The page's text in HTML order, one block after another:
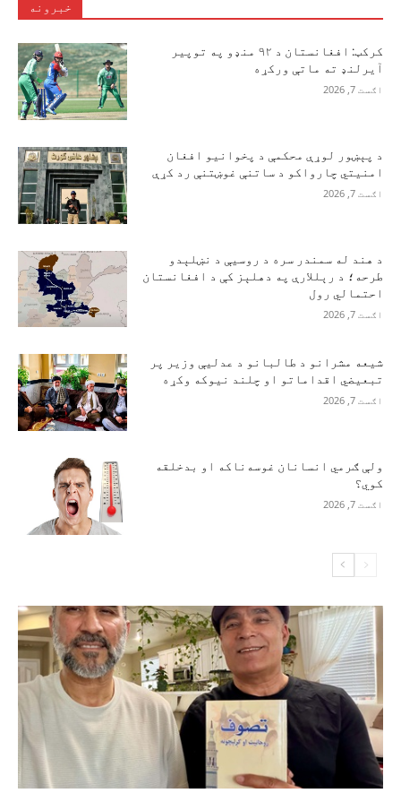
خبرونه
کرکټ: افغانستان د ۹۲ منډو په توپیر
آیرلنډ ته ماتې ورکړه
اګست 7, 2026
د پېښور لوړې محکمې د پخوانیو افغان
امنیتي چارواکو د ساتنې غوښتنې رد کړې
اګست 7, 2026
د هند له سمندر سره د روسیې د نښلېدو
طرحه؛ د رېللارې په دهلېز کې د افغانستان
احتمالي رول
اګست 7, 2026
شیعه مشرانو د طالبانو د عدلیې وزیر پر
تبعیضي اقداماتو او چلند نیوکه وکړه
اګست 7, 2026
ولې ګرمي انسانان غوسه‌ناکه او بدخلقه
کوي؟
اګست 7, 2026